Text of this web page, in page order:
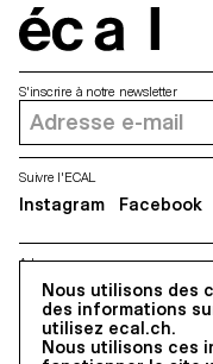
Nous utilisons des
des informations
utilisez ecal.ch.
Nous utilisons ces
Adresse
5, avenue du Temple,
S'inscrire à notre newsletter
Suivre l'ECAL
Instagram Facebook
Tous droits réservés @2026